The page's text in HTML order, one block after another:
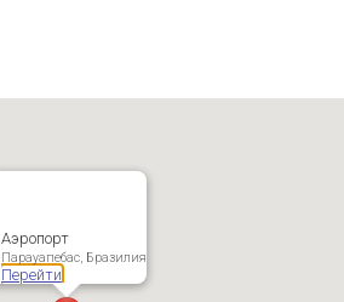
Аэропорт
Парауапебас, Бразилия
Перейти